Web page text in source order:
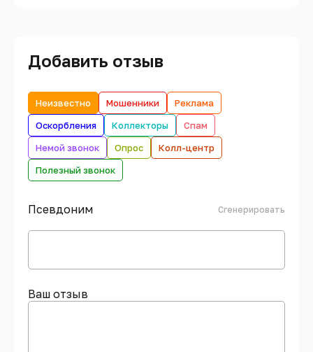
Добавить отзыв
Неизвестно Мошенники
Реклама
Оскорбления
Коллекторы
Спам
Немой звонок
Опрос
Колл-центр
Полезный звонок
Псевдоним Сгенерировать
Ваш отзыв